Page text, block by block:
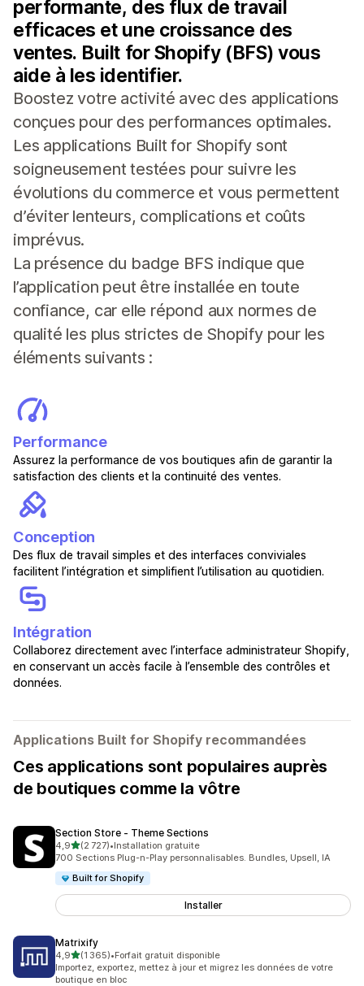
performante, des flux de travail
efficaces et une croissance des
ventes. Built for Shopify (BFS) vous
aide à les identifier.
Boostez votre activité avec des applications
conçues pour des performances optimales.
Les applications Built for Shopify sont
soigneusement testées pour suivre les
évolutions du commerce et vous permettent
d’éviter lenteurs, complications et coûts
imprévus.
La présence du badge BFS indique que
l’application peut être installée en toute
confiance, car elle répond aux normes de
qualité les plus strictes de Shopify pour les
éléments suivants :
Performance
Assurez la performance de vos boutiques afin de garantir la
satisfaction des clients et la continuité des ventes.
Conception
Des flux de travail simples et des interfaces conviviales
facilitent l’intégration et simplifient l’utilisation au quotidien.
Intégration
Collaborez directement avec l’interface administrateur Shopify,
en conservant un accès facile à l’ensemble des contrôles et
données.
Applications Built for Shopify recommandées
Ces applications sont populaires auprès
de boutiques comme la vôtre
Section Store ‑ Theme Sections
4,9étoile(s) sur 5
(2 727)
2727 avis au total
•Installation gratuite
700 Sections Plug-n-Play personnalisables. Bundles, Upsell, IA
Built for Shopify
Installer
Matrixify
4,9étoile(s) sur 5
(1 365)
1365 avis au total
•Forfait gratuit disponible
Importez, exportez, mettez à jour et migrez les données de votre
boutique en bloc